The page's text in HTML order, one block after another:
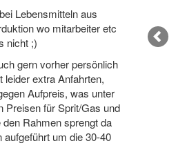
Lebensmitteln aus
wo mitarbeiter etc
nicht ;)
gern vorher persönlich
extra Anfahrten,
Aufpreis, was unter
Preisen für Sprit/Gas und
Rahmen sprengt da
um die 30-40